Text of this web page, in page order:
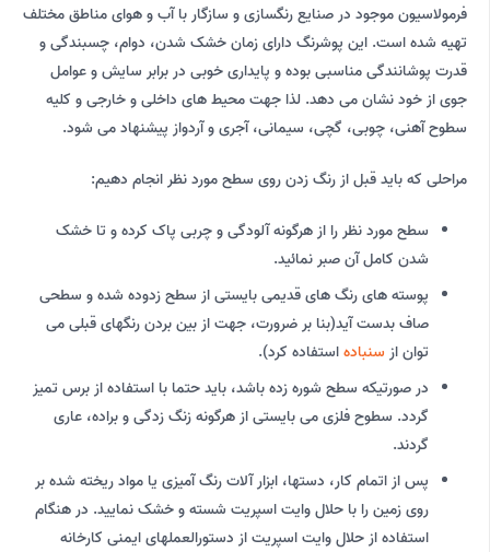
فرمولاسیون موجود در صنایع رنگسازی و سازگار با آب و هوای مناطق مختلف
تهیه شده است. این پوشرنگ دارای زمان خشک شدن، دوام، چسبندگی و
قدرت پوشانندگی مناسبی بوده و پایداری خوبی در برابر سایش و عوامل
جوی از خود نشان می دهد. لذا جهت محیط های داخلی و خارجی و کلیه
سطوح آهنی، چوبی، گچی، سیمانی، آجری و آردواز پیشنهاد می شود.
مراحلی که باید قبل از رنگ زدن روی سطح مورد نظر انجام دهیم:
سطح مورد نظر را از هرگونه آلودگی و چربی پاک کرده و تا خشک
شدن کامل آن صبر نمائید.
پوسته های رنگ های قدیمی بایستی از سطح زدوده شده و سطحی
صاف بدست آید(بنا بر ضرورت، جهت از بین بردن رنگهای قبلی می
توان از سنبادهاستفاده کرد).
در صورتیکه سطح شوره زده باشد، باید حتما با استفاده از برس تمیز
گردد. سطوح فلزی می بایستی از هرگونه زنگ زدگی و براده، عاری
گردند.
پس از اتمام کار، دستها، ابزار آلات رنگ آمیزی یا مواد ریخته شده بر
روی زمین را با حلال وایت اسپریت شسته و خشک نمایید. در هنگام
استفاده از حلال وایت اسپریت از دستورالعملهای ایمنی کارخانه